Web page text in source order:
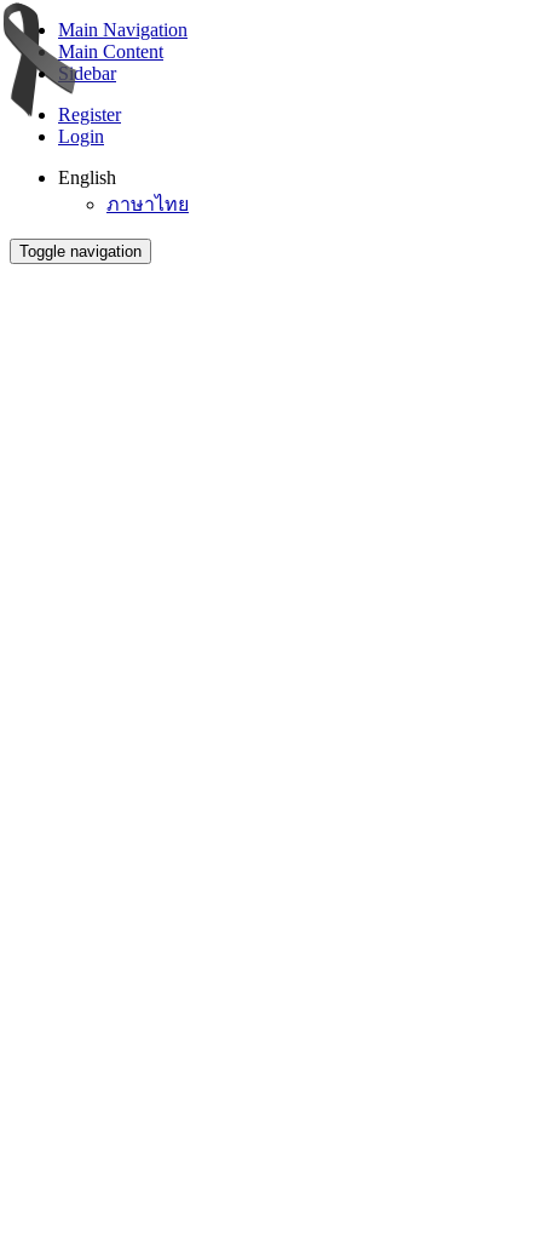
Main Navigation
Main Content
Sidebar
Register
Login
English
ภาษาไทย
Toggle navigation